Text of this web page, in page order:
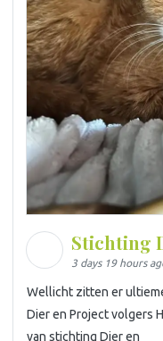
Stichting
3 days 19 hours
Wellicht zitten er
Dier en Project volgers
van stichting Dier en